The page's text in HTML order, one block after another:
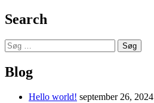
Search
Søg
efter:
Blog
Hello world! september 26, 2024